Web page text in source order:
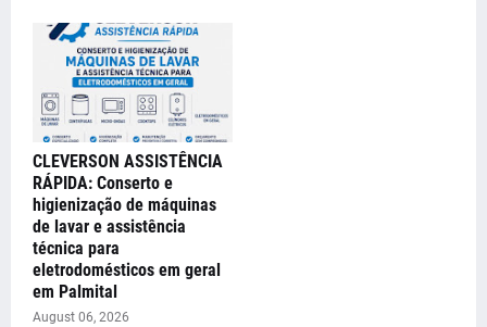
CLEVERSON ASSISTÊNCIA
RÁPIDA: Conserto e
higienização de máquinas
de lavar e assistência
técnica para
eletrodomésticos em geral
em Palmital
August 06, 2026